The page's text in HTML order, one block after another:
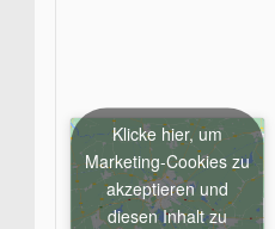
Klicke hier, um
Marketing-Cookies zu
akzeptieren und
diesen Inhalt zu